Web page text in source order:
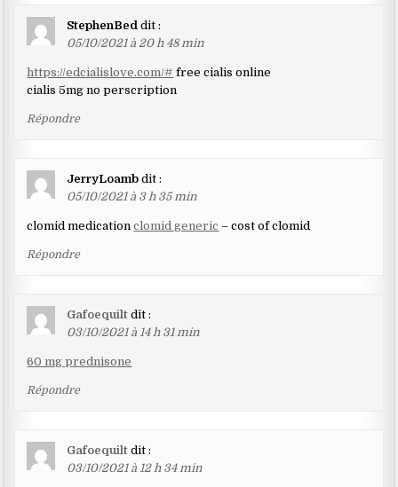
StephenBed dit :
05/10/2021 à 20 h 48 min
https://edcialislove.com/# free cialis online
cialis 5mg no perscription
Répondre
JerryLoamb dit :
05/10/2021 à 3 h 35 min
clomid medicationclomid generic – cost of clomid
Répondre
Gafoequilt dit :
03/10/2021 à 14 h 31 min
60 mg prednisone
Répondre
Gafoequilt dit :
03/10/2021 à 12 h 34 min